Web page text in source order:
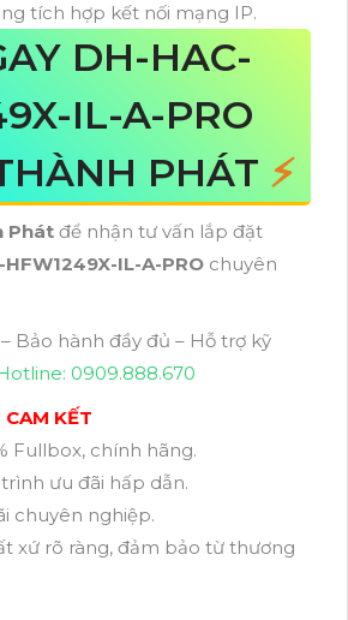
tích hợp kết nối mạng IP.
DH-HAC-
IL-A-PRO
PHÁT ⚡
Phát để nhận tư vấn lắp đặt
IL-A-PRO chuyên
Bảo hành đầy đủ – Hỗ trợ kỹ
0909.888.670
KẾT
Fullbox, chính hãng.
ưu đãi hấp dẫn.
chuyên nghiệp.
xứ rõ ràng, đảm bảo từ thương